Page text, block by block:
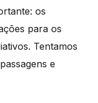
os
para os
Tentamos
e